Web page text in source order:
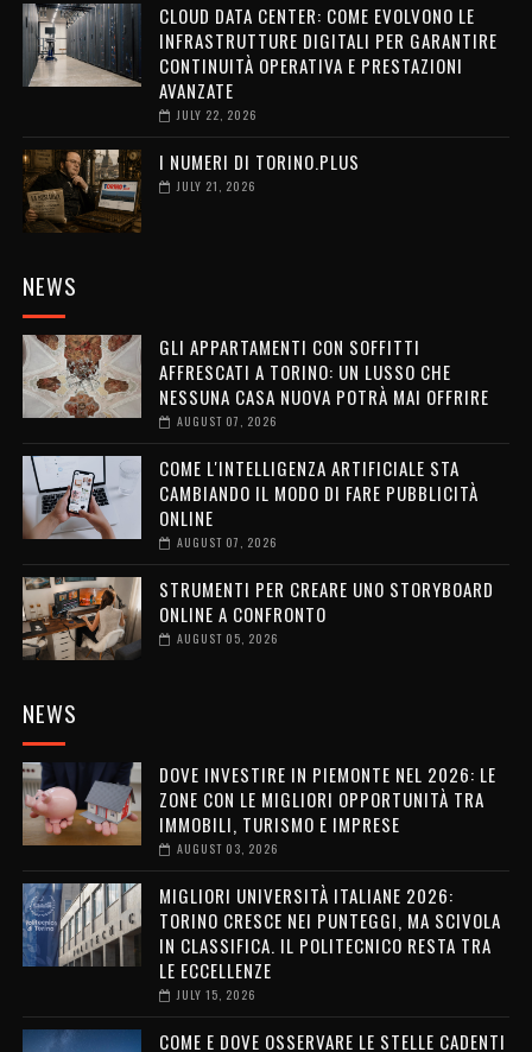
CLOUD DATA CENTER: COME EVOLVONO LE
INFRASTRUTTURE DIGITALI PER GARANTIRE
CONTINUITÀ OPERATIVA E PRESTAZIONI
AVANZATE
JULY 22, 2026
I NUMERI DI TORINO.PLUS
JULY 21, 2026
NEWS
GLI APPARTAMENTI CON SOFFITTI
AFFRESCATI A TORINO: UN LUSSO CHE
NESSUNA CASA NUOVA POTRÀ MAI OFFRIRE
AUGUST 07, 2026
COME L'INTELLIGENZA ARTIFICIALE STA
CAMBIANDO IL MODO DI FARE PUBBLICITÀ
ONLINE
AUGUST 07, 2026
STRUMENTI PER CREARE UNO STORYBOARD
ONLINE A CONFRONTO
AUGUST 05, 2026
NEWS
DOVE INVESTIRE IN PIEMONTE NEL 2026: LE
ZONE CON LE MIGLIORI OPPORTUNITÀ TRA
IMMOBILI, TURISMO E IMPRESE
AUGUST 03, 2026
MIGLIORI UNIVERSITÀ ITALIANE 2026:
TORINO CRESCE NEI PUNTEGGI, MA SCIVOLA
IN CLASSIFICA. IL POLITECNICO RESTA TRA
LE ECCELLENZE
JULY 15, 2026
COME E DOVE OSSERVARE LE STELLE CADENTI